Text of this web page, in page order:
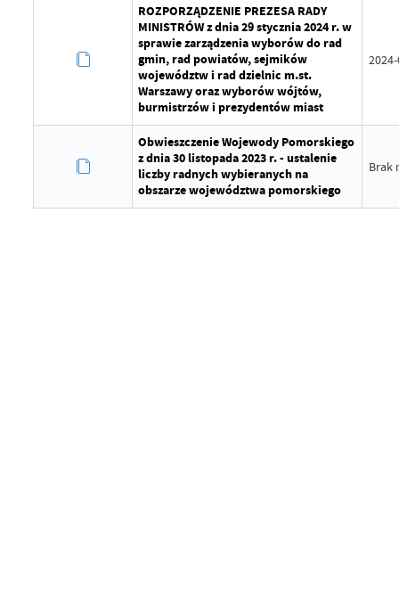
ROZPORZĄDZENIE PREZESA RADY
MINISTRÓW z dnia 29 stycznia 2024 r. w
sprawie zarządzenia wyborów do rad
gmin, rad powiatów, sejmików
województw i rad dzielnic m.st.
Warszawy oraz wyborów wójtów,
burmistrzów i prezydentów miast
Obwieszczenie Wojewody Pomorskiego
z dnia 30 listopada 2023 r. - ustalenie
liczby radnych wybieranych na
obszarze województwa pomorskiego
Brak